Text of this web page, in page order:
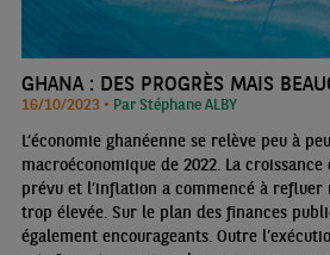
GHANA : DES PROGRÈS MAIS
16/10/2023 • Par Stéphane ALBY
L’économie ghanéenne se relève peu à
macroéconomique de 2022. La
prévu et l’inflation a commencé à refluer
trop élevée. Sur le plan des finances
également encourageants. Outre